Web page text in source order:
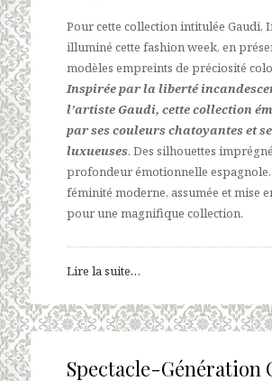
Pour cette collection intitulée Gaudi,
illuminé cette fashion week, en
modèles empreints de préciosité
Inspirée par la liberté
l’artiste Gaudi, cette collection
par ses couleurs chatoyantes et
luxueuses. Des silhouettes
profondeur émotionnelle espagnole.
féminité moderne, assumée et mise
pour une magnifique collection.
Lire la suite…
Spectacle-Génération